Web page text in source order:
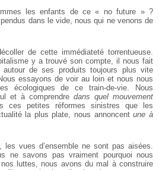
les enfants de ce « no future » ?
dans le vide, nous qui ne venons de
de cette immédiateté torrentueuse.
y a trouvé son compte, il nous fait
autour de ses produits toujours plus vite
essayons de voir au loin et nous nous
écologiques de ce train-de-vie. Nous
et à comprendre dans quel mouvement
ces petites réformes sinistres que les
la plus plate, nous annoncentune à
vues d’ensemble ne sont pas aisées.
ne savons pas vraiment pourquoi nous
luttes, nous avons du mal à construire